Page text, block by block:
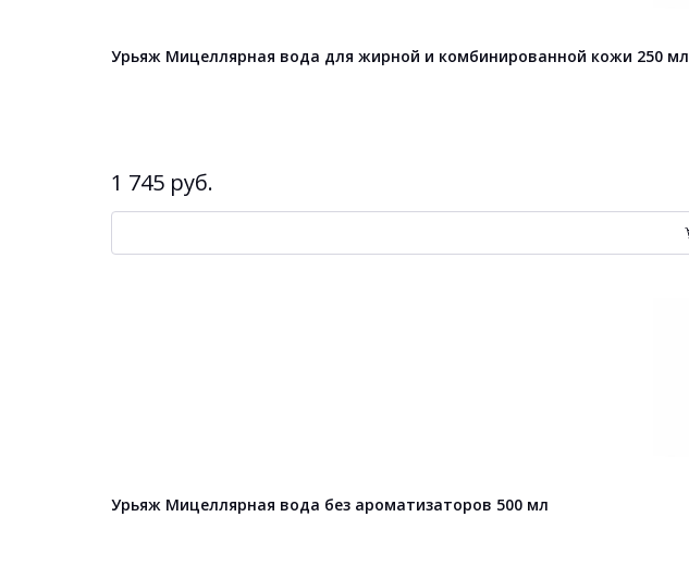
Урьяж Мицеллярная вода для жирной и комбинированной кожи 250 мл
1 745 руб.
Урьяж Мицеллярная вода без ароматизаторов 500 мл